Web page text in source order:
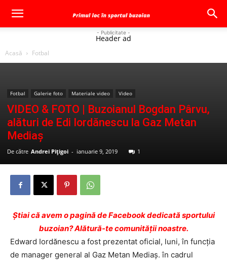
- Publicitate -
Header ad
Acasă Fotbal
Fotbal Galerie foto Materiale video Video
VIDEO & FOTO | Buzoianul Bogdan Pârvu,
alături de Edi Iordănescu la Gaz Metan
Mediaș
De către Andrei Pițigoi - ianuarie 9, 2019 1
Ştiai că avem o pagină de Facebook dedicată sportului
buzoian? Alătură-te comunității noastre.
Edward Iordănescu a fost prezentat oficial, luni, în funcţia
de manager general al Gaz Metan Mediaş. în cadrul